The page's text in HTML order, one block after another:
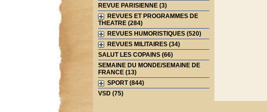
REVUE PARISIENNE (3)
REVUES ET PROGRAMMES DE
THEATRE (284)
REVUES HUMORISTIQUES (520)
REVUES MILITAIRES (34)
SALUT LES COPAINS (66)
SEMAINE DU MONDE/SEMAINE DE
FRANCE (13)
SPORT (844)
VSD (75)